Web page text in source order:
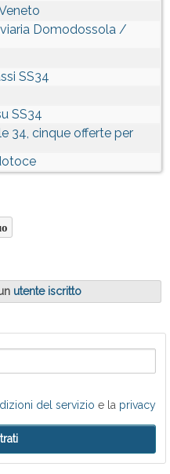
Domodossola /
SS34
SS34
34, cinque offerte per
utente iscritto
del servizio e la privacy